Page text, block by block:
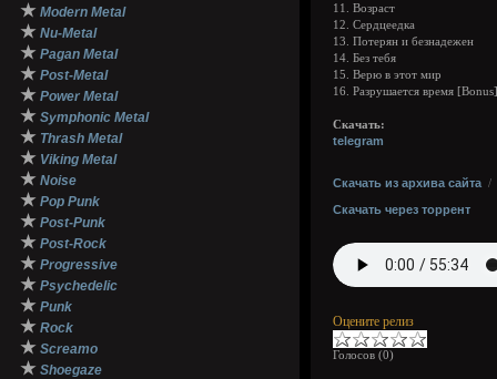
★ Modern Metal
★ Nu-Metal
★ Pagan Metal
★ Post-Metal
★ Power Metal
★ Symphonic Metal
★ Thrash Metal
★ Viking Metal
★ Noise
★ Pop Punk
★ Post-Punk
★ Post-Rock
★ Progressive
★ Psychedelic
★ Punk
★ Rock
★ Screamo
★ Shoegaze
11. Возраст
12. Сердцеедка
13. Потерян и безнадежен
14. Без тебя
15. Верю в этот мир
16. Разрушается время [Bonus]
Скачать:
telegram
Скачать из архива сайта /
Скачать через торрент
Оцените релиз
Голосов (0)